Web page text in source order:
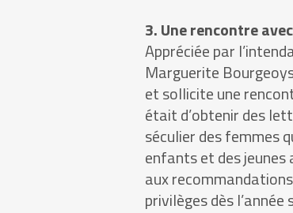
3. Une rencontre
Appréciée par
Marguerite
et sollicite une
était d’obtenir des
séculier des femmes
enfants et des jeunes
aux
privilèges dès l’année